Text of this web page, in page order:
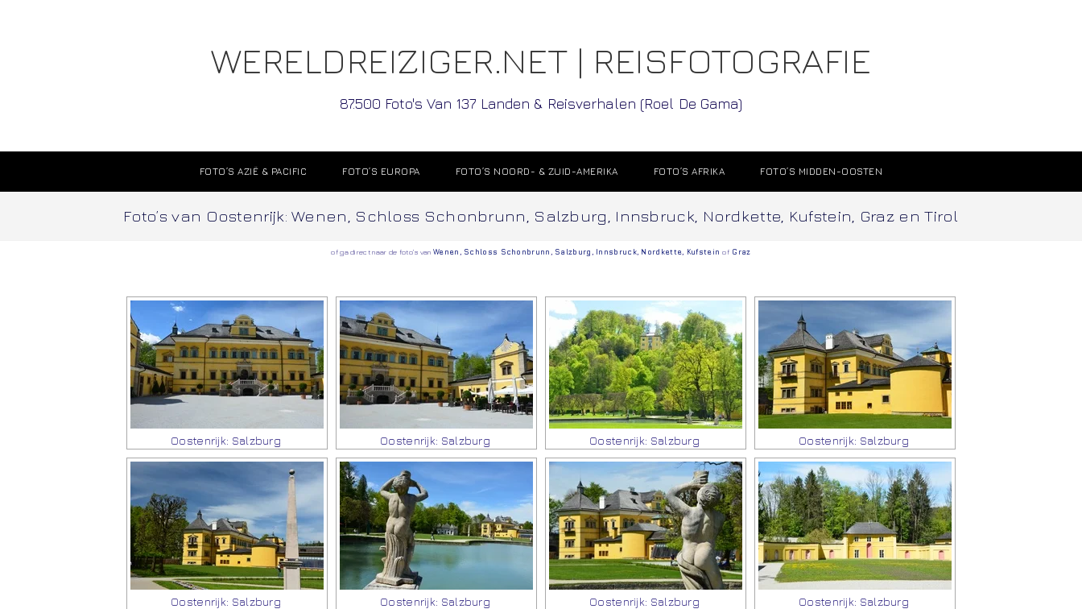
WERELDREIZIGER.NET | REISFOTOGRAFIE
87.500 Foto's Van 137 Landen & Reisverhalen (Roel De Gama)
FOTO’S AZIË & PACIFIC FOTO’S EUROPA FOTO’S NOORD- & ZUID-AMERIKA FOTO’S AFRIKA FOTO’S MIDDEN-OOSTEN
Foto’s van Oostenrijk: Wenen, Schloss Schonbrunn, Salzburg, Innsbruck, Nordkette, Kufstein, Graz en Tirol
of ga direct naar de foto’s van Wenen Schloss Schonbrunn Salzburg Innsbruck, Nordkette Kufstein of Graz
Oostenrijk: Salzburg Oostenrijk: Salzburg Oostenrijk: Salzburg Oostenrijk: Salzburg
Oostenrijk: Salzburg Oostenrijk: Salzburg Oostenrijk: Salzburg Oostenrijk: Salzburg